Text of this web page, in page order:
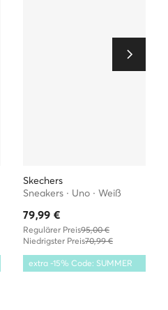
Skechers
Sneakers · Uno · Weiß
79,99 €
Regulärer Preis95,00 €
Niedrigster Preis70,99 €
extra -15% Code: SUMMER